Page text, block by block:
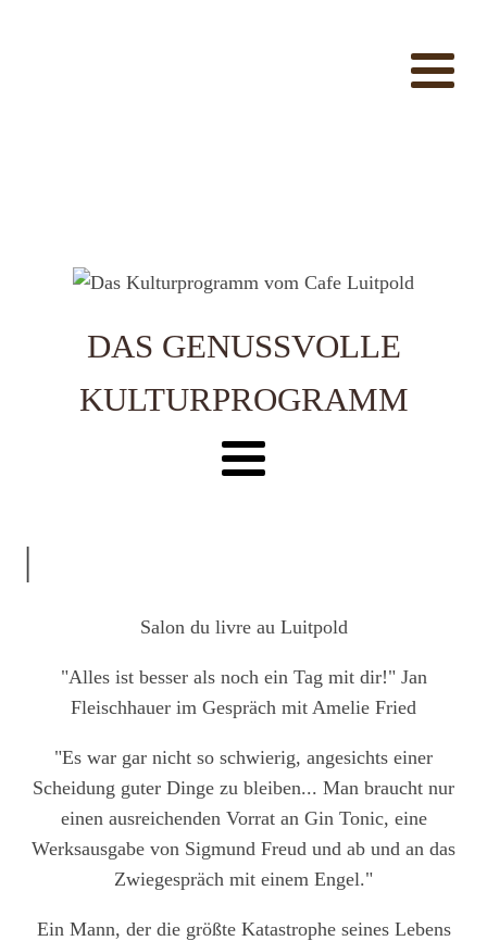
DAS GENUSSVOLLE
KULTURPROGRAMM
|
Salon du livre au Luitpold
"Alles ist besser als noch ein Tag mit dir!" Jan
Fleischhauer im Gespräch mit Amelie Fried
"Es war gar nicht so schwierig, angesichts einer
Scheidung guter Dinge zu bleiben... Man braucht nur
einen ausreichenden Vorrat an Gin Tonic, eine
Werksausgabe von Sigmund Freud und ab und an das
Zwiegespräch mit einem Engel."
Ein Mann, der die größte Katastrophe seines Lebens